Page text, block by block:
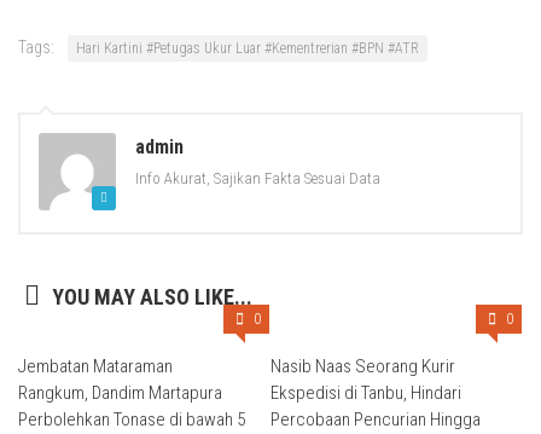
Tags: Hari Kartini #Petugas Ukur Luar #Kementrerian #BPN #ATR
admin
Info Akurat, Sajikan Fakta Sesuai Data
YOU MAY ALSO LIKE...
0
Jembatan Mataraman
Rangkum, Dandim Martapura
Perbolehkan Tonase di bawah 5
0
Nasib Naas Seorang Kurir
Ekspedisi di Tanbu, Hindari
Percobaan Pencurian Hingga